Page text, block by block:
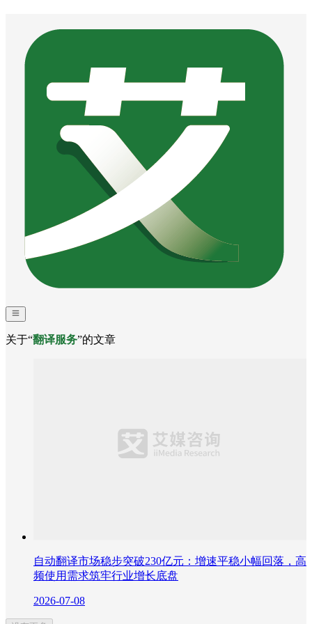
关于“翻译服务”的文章
自动翻译市场稳步突破230亿元：增速平稳小幅回落，高
频使用需求筑牢行业增长底盘
2026-07-08